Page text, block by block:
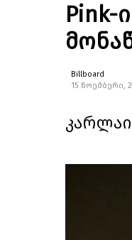
Billboard
15 ნოემბერი,